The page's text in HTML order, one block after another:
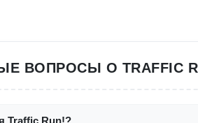
ВОПРОСЫ О TRAFFIC
Traffic Run!?